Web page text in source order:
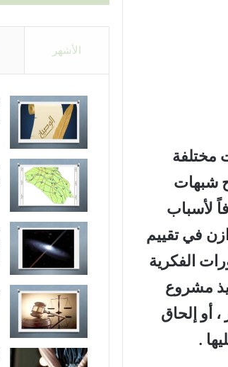
مختلفة
شبهات
لأسباب
في تقييم
الفكرية
مشروع
أو إلحاق
.
الأشهر